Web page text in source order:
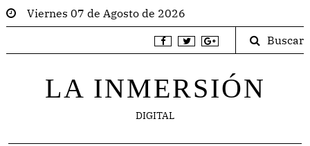
Viernes 07 de Agosto de 2026
Buscar
LA INMERSIÓN
DIGITAL